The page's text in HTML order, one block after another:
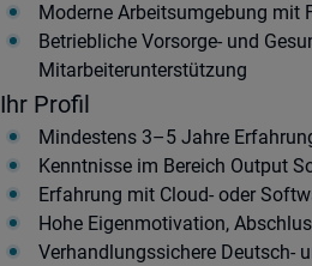
Moderne Arbeitsumgebung mit
Betriebliche Vorsorge- und
Mitarbeiterunterstützung
Ihr Profil
Mindestens 3–5 Jahre
Kenntnisse im Bereich Output
Erfahrung mit Cloud- oder
Hohe Eigenmotivation,
Verhandlungssichere Deutsch-